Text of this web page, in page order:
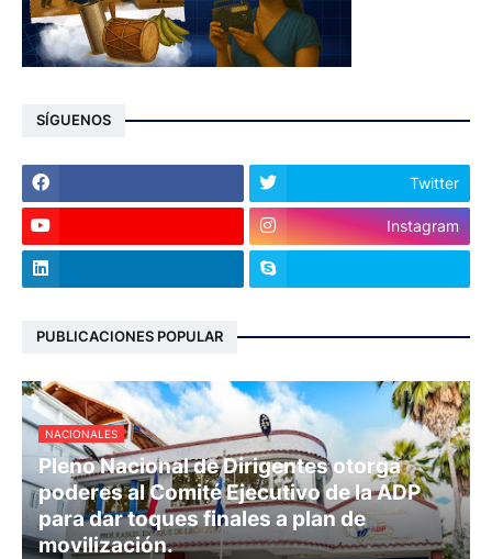
SÍGUENOS
Twitter
Instagram
PUBLICACIONES POPULAR
NACIONALES
Pleno Nacional de Dirigentes otorga
poderes al Comité Ejecutivo de la ADP
para dar toques finales a plan de
movilización.